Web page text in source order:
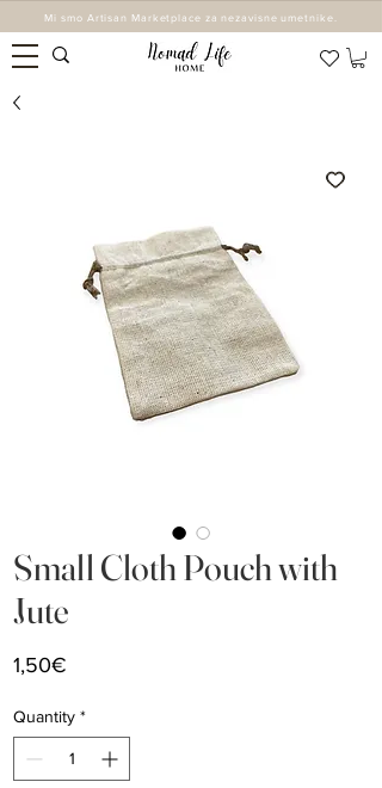
Mi smo Artisan Marketplace za nezavisne umetnike.
Small Cloth Pouch with
Jute
1,50€
Quantity *